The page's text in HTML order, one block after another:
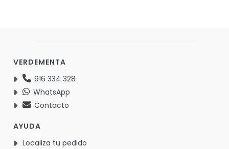
VERDEMENTA
916 334 328
WhatsApp
Contacto
AYUDA
Localiza tu pedido